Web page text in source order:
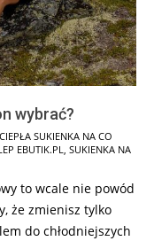
wybrać?
CIEPŁA SUKIENKA NA CO
EBUTIK.PL, SUKIENKA NA
to wcale nie powód
że zmienisz tylko
do chłodniejszych